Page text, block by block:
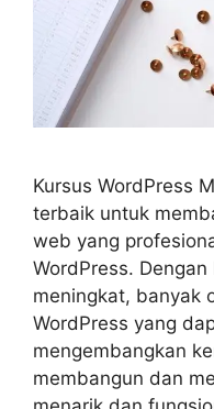
Kursus WordPress
terbaik untuk
web yang
WordPress.
meningkat, banyak
WordPress yang
mengembangkan
membangun dan